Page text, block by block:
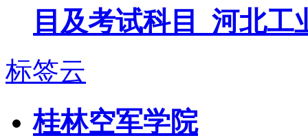
目及考试科目_河北工
标签云
桂林空军学院